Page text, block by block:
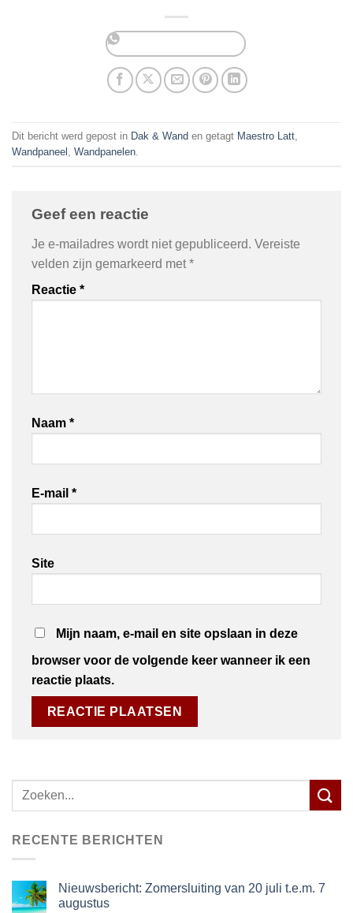
Dit bericht werd gepost in Dak & Wand en getagt Maestro Latt
Wandpaneel
Wandpanelen
Geef een reactie
Je e-mailadres wordt niet gepubliceerd. Vereiste
velden zijn gemarkeerd met*
Reactie *
Naam *
E-mail *
Site
Mijn naam, e-mail en site opslaan in deze
browser voor de volgende keer wanneer ik een
reactie plaats.
Zoeken
naar:
RECENTE BERICHTEN
Nieuwsbericht: Zomersluiting van 20 juli t.e.m. 7
augustus